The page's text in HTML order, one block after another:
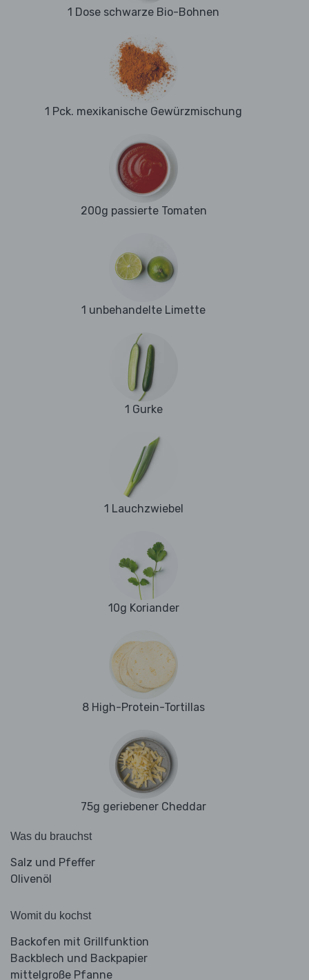
1 Dose schwarze Bio-Bohnen
1 Pck. mexikanische Gewürzmischung
200g passierte Tomaten
1 unbehandelte Limette
1 Gurke
1 Lauchzwiebel
10g Koriander
8 High-Protein-Tortillas
75g geriebener Cheddar
Was du brauchst
Salz und Pfeffer
Olivenöl
Womit du kochst
Backofen mit Grillfunktion
Backblech und Backpapier
mittelgroße Pfanne